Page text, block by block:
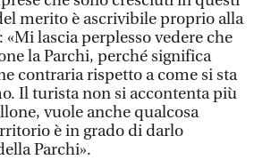
merito è ascrivibile proprio alla
«Mi lascia perplesso vedere che
la Parchi, perché significa
contraria rispetto a come si sta
Il turista non si accontenta più
vuole anche qualcosa
è in grado di darlo
Parchi».